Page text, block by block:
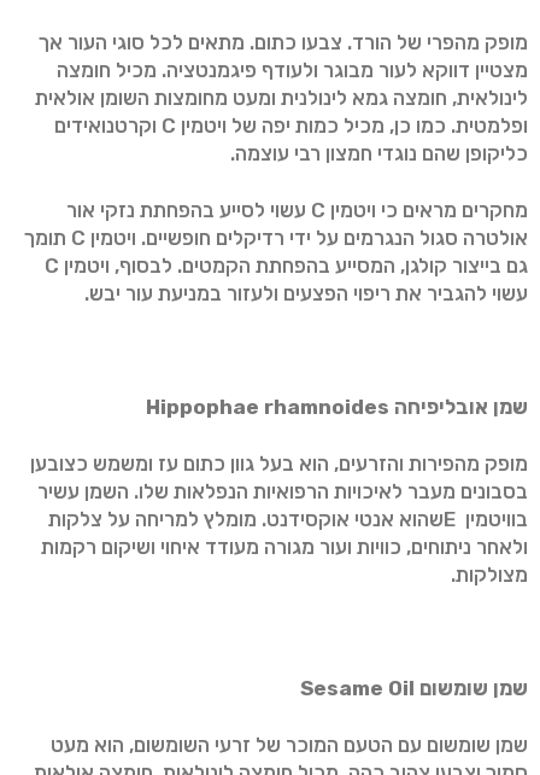
מופק מהפרי של הורד. צבעו כתום. מתאים לכל סוגי העור אך
מצטיין דווקא לעור מבוגר ולעודף פיגמנטציה. מכיל חומצה
לינולאית, חומצה גמא לינולנית ומעט מחומצות השומן אולאית
ופלמטית. כמו כן, מכיל כמות יפה של ויטמין C וקרטנואידים
כליקופן שהם נוגדי חמצון רבי עוצמה.
מחקרים מראים כי ויטמין C עשוי לסייע בהפחתת נזקי אור
אולטרה סגול הנגרמים על ידי רדיקלים חופשיים. ויטמין C תומך
גם בייצור קולגן, המסייע בהפחתת הקמטים. לבסוף, ויטמין C
עשוי להגביר את ריפוי הפצעים ולעזור במניעת עור יבש.
שמן אובליפיחה Hippophae rhamnoides
מופק מהפירות והזרעים, הוא בעל גוון כתום עז ומשמש כצובען
בסבונים מעבר לאיכויות הרפואיות הנפלאות שלו. השמן עשיר
בוויטמין Eשהוא אנטי אוקסידנט. מומלץ למריחה על צלקות
ולאחר ניתוחים, כוויות ועור מגורה מעודד איחוי ושיקום רקמות
מצולקות.
שמן שומשום Sesame Oil
שמן שומשום עם הטעם המוכר של זרעי השומשום, הוא מעט